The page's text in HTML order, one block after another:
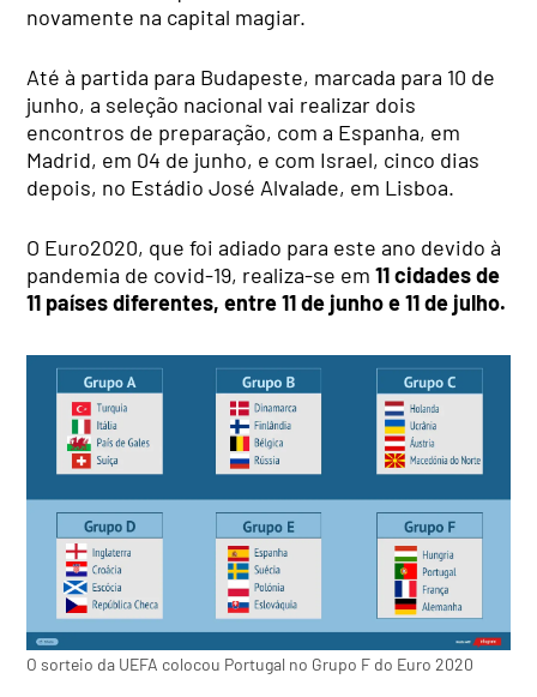
novamente na capital magiar.
Até à partida para Budapeste, marcada para 10 de
junho, a seleção nacional vai realizar dois
encontros de preparação, com a Espanha, em
Madrid, em 04 de junho, e com Israel, cinco dias
depois, no Estádio José Alvalade, em Lisboa.
O Euro2020, que foi adiado para este ano devido à
pandemia de covid-19, realiza-se em11 cidades de
11 países diferentes, entre 11 de junho e 11 de julho.
O sorteio da UEFA colocou Portugal no Grupo F do Euro 2020